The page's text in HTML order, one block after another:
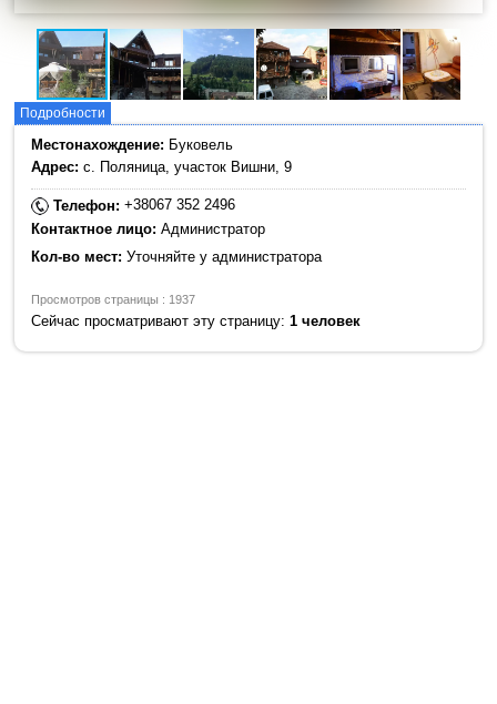
Подробности
Местонахождение: Буковель
Адрес: с. Поляница, участок Вишни, 9
Телефон:+38067 352 2496
Контактное лицо: Администратор
Кол-во мест: Уточняйте у администратора
Просмотров страницы : 1937
Сейчас просматривают эту страницу:1 человек